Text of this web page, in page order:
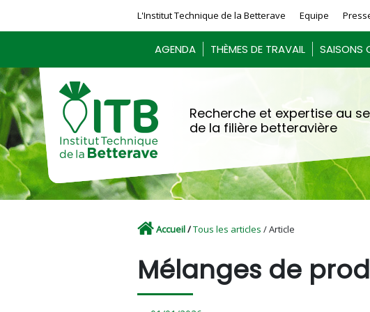
L'Institut Technique de la Betterave Equipe
AGENDA THÈMES DE TRAVAIL SAISONS
Recherche et expertise au
de la filière betteravière
Accueil/Tous les articles / Article
Mélanges de